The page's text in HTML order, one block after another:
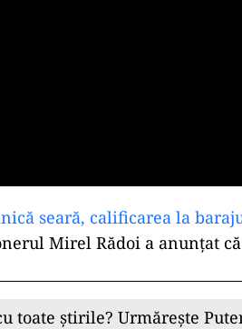
seară, calificarea la
Mirel Rădoi a anunţat
toate știrile? Urmărește